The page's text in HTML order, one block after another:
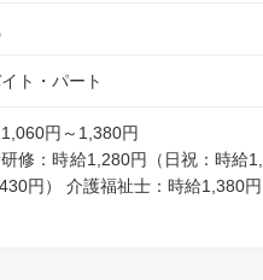
ト・パート
円～1,380円
修：時給1,280円（日祝：時給
円） 介護福祉士：時給1,380円